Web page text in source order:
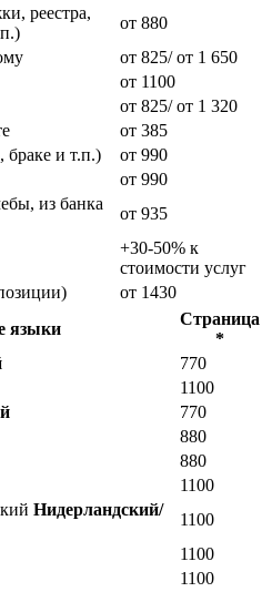
реестра,
от 880
от 825/ от 1 650
от 1100
от 825/ от 1 320
от 385
браке и т.п.)
от 990
от 990
из банка
от 935
+30-50% к
стоимости услуг
от 1430
языки
Страница
*
770
1100
770
880
880
1100
Нидерландский/
1100
1100
1100